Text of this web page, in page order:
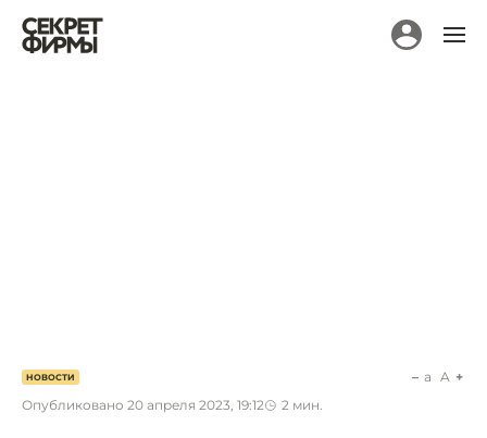
НОВОСТИ
Опубликовано 20 апреля 2023, 19:12 2 мин.
a A